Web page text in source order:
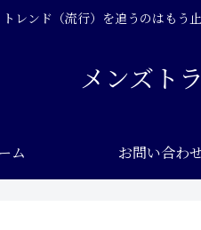
トレンド（流行）を追うのはもう
メンズト
ム お問い合わ